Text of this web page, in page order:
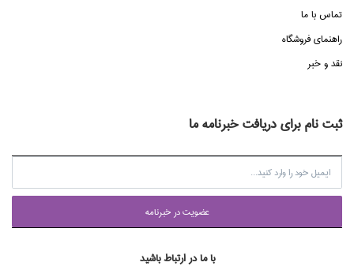
تماس با ما
راهنماي فروشگاه
نقد و خبر
ثبت نام برای دریافت خبرنامه ما
عضويت در خبرنامه
با ما در ارتباط باشید